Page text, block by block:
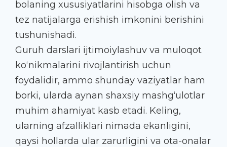
bolaning xususiyatlarini hisobga olish va
tez natijalarga erishish imkonini berishini
tushunishadi.
Guruh darslari ijtimoiylashuv va muloqot
ko‘nikmalarini rivojlantirish uchun
foydalidir, ammo shunday vaziyatlar ham
borki, ularda aynan shaxsiy mashg‘ulotlar
muhim ahamiyat kasb etadi. Keling,
ularning afzalliklari nimada ekanligini,
qaysi hollarda ular zarurligini va ota-onalar